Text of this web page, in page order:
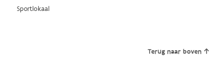
Sportlokaal
Terug naar boven